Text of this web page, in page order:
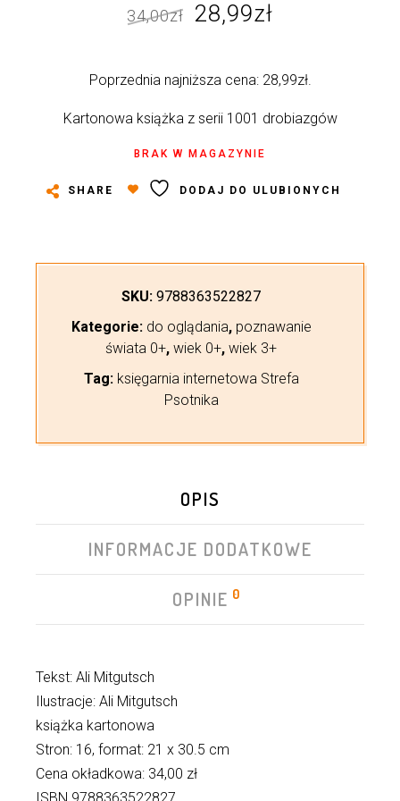
34,00zł
Pierwotna
wynosiła:
34,00zł.
28,99zł
wynosi:
28,99zł.
Poprzednia najniższa cena: 28,99zł.
Kartonowa książka z serii 1001 drobiazgów
BRAK W MAGAZYNIE
SHARE DODAJ DO ULUBIONYCH
SKU: 9788363522827
Kategorie: do oglądania, poznawanie
świata 0+, wiek 0+, wiek 3+
Tag: księgarnia internetowa Strefa
Psotnika
OPIS
INFORMACJE DODATKOWE
OPINIE 0
Tekst: Ali Mitgutsch
Ilustracje: Ali Mitgutsch
książka kartonowa
Stron: 16, format: 21 x 30.5 cm
Cena okładkowa: 34,00 zł